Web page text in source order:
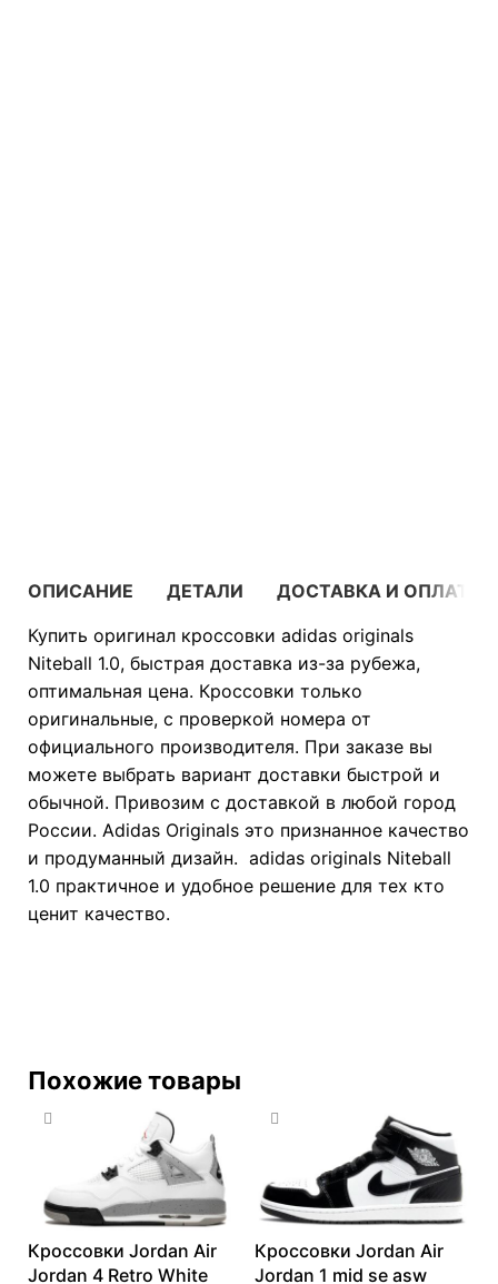
ОПИСАНИЕ ДЕТАЛИ
ДОСТАВКА И ОПЛАТА
Купить оригинал кроссовки adidas originals
Niteball 1.0, быстрая доставка из-за рубежа,
оптимальная цена. Кроссовки только
оригинальные, с проверкой номера от
официального производителя. При заказе вы
можете выбрать вариант доставки быстрой и
обычной. Привозим с доставкой в любой город
России. Adidas Originals это признанное качество
и продуманный дизайн. adidas originals Niteball
1.0 практичное и удобное решение для тех кто
ценит качество.
Похожие товары
Кроссовки Jordan Air
Jordan 4 Retro White
Кроссовки Jordan Air
Jordan 1 mid se asw